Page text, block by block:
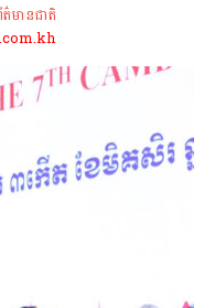
មានជាតិ